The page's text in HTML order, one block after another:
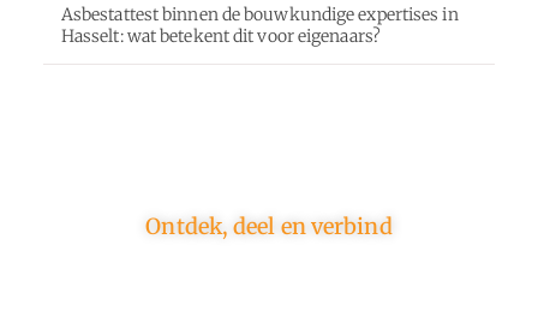
Asbestattest binnen de bouwkundige expertises in
Hasselt: wat betekent dit voor eigenaars?
Ontdek, deel en verbind